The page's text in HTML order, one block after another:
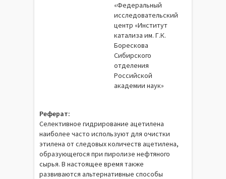
«Федеральный
исследовательский
центр «Институт
катализа им. Г.К.
Борескова
Сибирского
отделения
Российской
академии наук»
Реферат:
Селективное гидрирование ацетилена
наиболее часто используют для очистки
этилена от следовых количеств ацетилена,
образующегося при пиролизе нефтяного
сырья. В настоящее время также
развиваются альтернативные способы